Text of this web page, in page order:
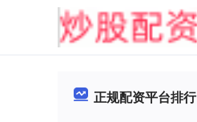
正规配资平台排行